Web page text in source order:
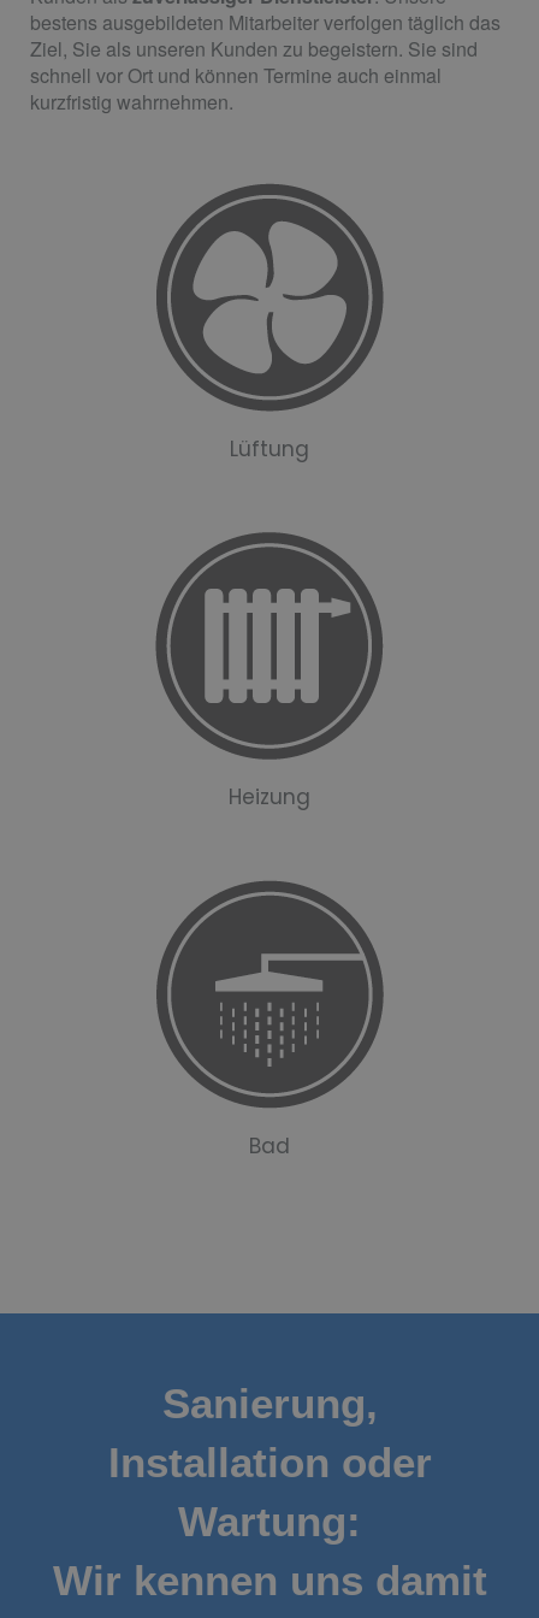
bestens ausgebildeten Mitarbeiter verfolgen täglich das
Ziel, Sie als unseren Kunden zu begeistern. Sie sind
schnell vor Ort und können Termine auch einmal
kurzfristig wahrnehmen.
Bad
Heizung
Lüftung
Sanierung,
Installation oder
Wartung:
Wir kennen uns damit